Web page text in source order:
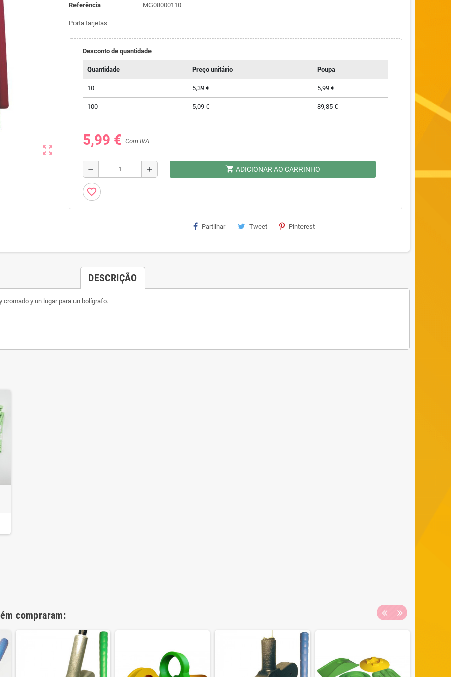
zoom_out_map
Referência MG08000110
Porta tarjetas
Desconto de quantidade
Quantidade Preço unitário Poupa
10 5,39 € 5,99 €
100 5,09 € 89,85 €
5,99 € Com IVA
remove add shopping_cart ADICIONAR AO CARRINHO
favorite_border
Partilhar Tweet Pinterest
DESCRIÇÃO
y un lugar para un bolígrafo.
compraram: